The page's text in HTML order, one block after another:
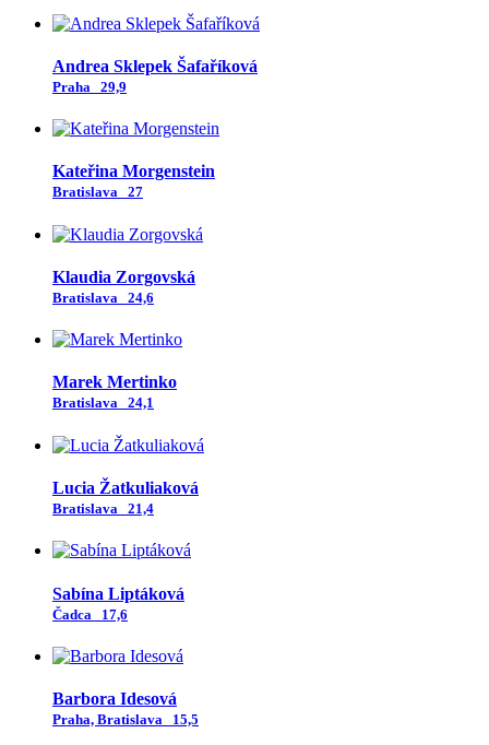
Andrea Sklepek Šafaříková
Praha 29,9
Kateřina Morgenstein
Bratislava 27
Klaudia Zorgovská
Bratislava 24,6
Marek Mertinko
Bratislava 24,1
Lucia Žatkuliaková
Bratislava 21,4
Sabína Liptáková
Čadca 17,6
Barbora Idesová
Praha, Bratislava 15,5